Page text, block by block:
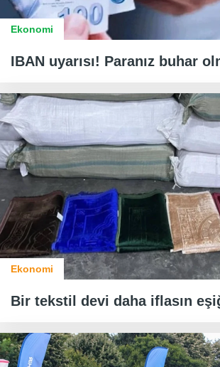
Ekonomi
IBAN uyarısı! Paranız buhar
Ekonomi
Bir tekstil devi daha iflasın